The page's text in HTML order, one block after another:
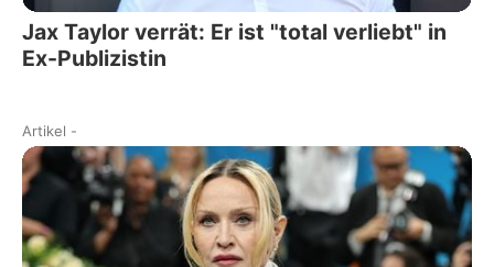
Jax Taylor verrät: Er ist "total verliebt" in
Ex-Publizistin
Artikel -